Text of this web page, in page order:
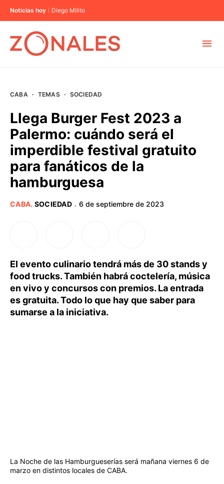
Noticias hoy Diego Milito
BUENOS AIRES
PROVINCIAS
CABA · TEMAS · SOCIEDAD
Llega Burger Fest 2023 a
Palermo: cuándo será el
imperdible festival gratuito
para fanáticos de la
hamburguesa
CABA. SOCIEDAD · 6 de septiembre de 2023
El evento culinario tendrá más de 30 stands y
food trucks. También habrá coctelería, música
en vivo y concursos con premios. La entrada
es gratuita. Todo lo que hay que saber para
sumarse a la iniciativa.
La Noche de las Hamburgueserías será mañana viernes 6 de
marzo en distintos locales de CABA.